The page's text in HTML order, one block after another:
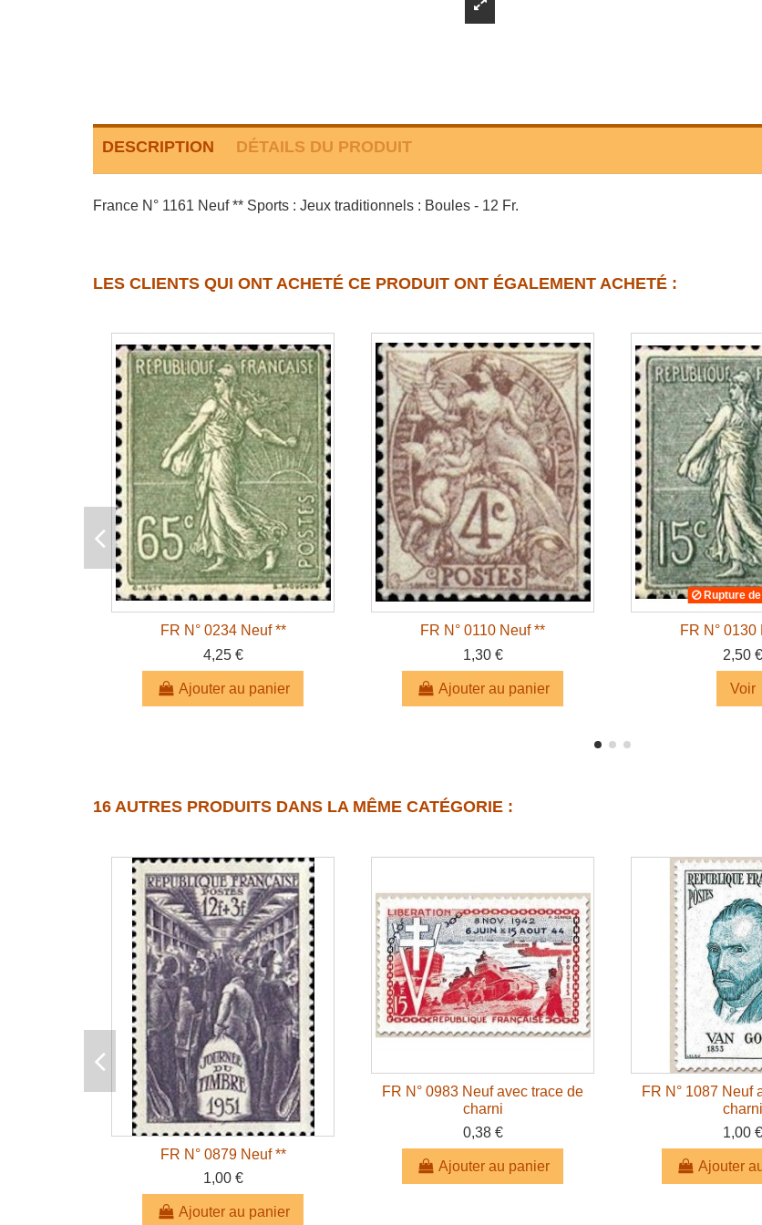
DESCRIPTION DÉTAILS DU PRODUIT
France N° 1161 Neuf ** Sports : Jeux traditionnels : Boules - 12 Fr.
LES CLIENTS QUI ONT ACHETÉ CE PRODUIT ONT ÉGALEMENT ACHETÉ :
FR N° 0234 Neuf **
4,25 €
Ajouter au panier
FR N° 0110 Neuf **
1,30 €
Ajouter au panier
Rupture
FR N° 0130
2,50 €
Voir
16 AUTRES PRODUITS DANS LA MÊME CATÉGORIE :
FR N° 0879 Neuf **
1,00 €
Ajouter au panier
FR N° 0983 Neuf avec trace de
charni
0,38 €
Ajouter au panier
FR N° 1087 Neuf
charni
1,00 €
Ajouter